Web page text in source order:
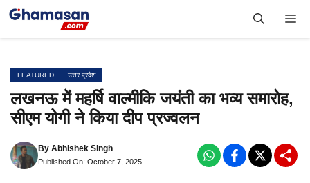
Skip
FEATURED उत्तर प्रदेश
लखनऊ में महर्षि वाल्मीकि जयंती का भव्य समारोह,
सीएम योगी ने किया दीप प्रज्वलन
By Abhishek Singh
Published On: October 7, 2025